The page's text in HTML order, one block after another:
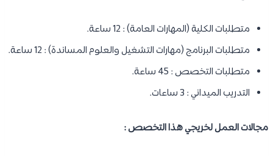
متطلبات الكلية (المهارات العامة) : 12 ساعة.
متطلبات البرنامج (مهارات التشغيل والعلوم المساندة) : 12 ساعة.
متطلبات التخصص : 45 ساعة.
التدريب الميداني : 3 ساعات.
مجالات العمل لخريجي هذا التخصص :